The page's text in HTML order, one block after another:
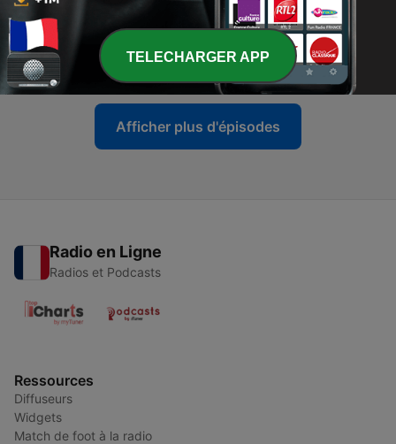
27 avr. 2026
27 - Sip & Gossip #27 avec Domingo
30 mars 2026
Afficher plus d'épisodes
Radio en Ligne
Radios et Podcasts
Ressources
Diffuseurs
Widgets
Match de foot à la radio
TELECHARGER APP